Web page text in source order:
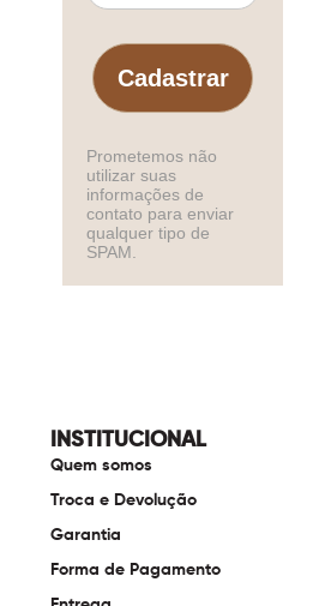
Cadastrar
Prometemos não
utilizar suas
informações de
contato para enviar
qualquer tipo de
SPAM.
INSTITUCIONAL
Quem somos
Troca e Devolução
Garantia
Forma de Pagamento